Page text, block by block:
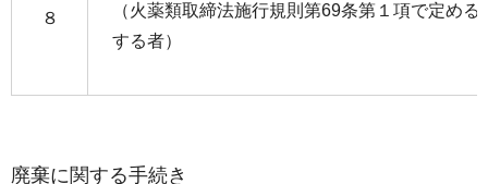
８
（火薬類取締法施行規則第69条第１項で定め
する者）
廃棄に関する手続き